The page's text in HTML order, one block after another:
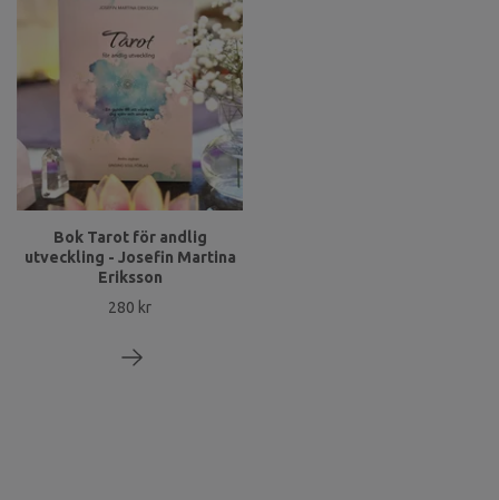
Bok Tarot för andlig
utveckling - Josefin Martina
Eriksson
280 kr